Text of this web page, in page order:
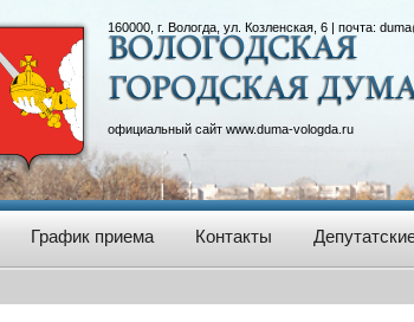
160000, г. Вологда, ул. Козленская, 6 | почта:
официальный сайт www.duma-vologda.ru
График приема Контакты